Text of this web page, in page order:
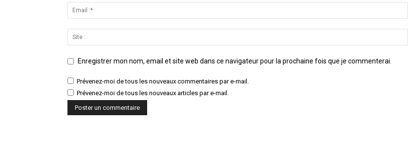
Enregistrer mon nom, email et site web dans ce navigateur pour la prochaine fois que je commenterai.
Prévenez-moi de tous les nouveaux commentaires par e-mail.
Prévenez-moi de tous les nouveaux articles par e-mail.